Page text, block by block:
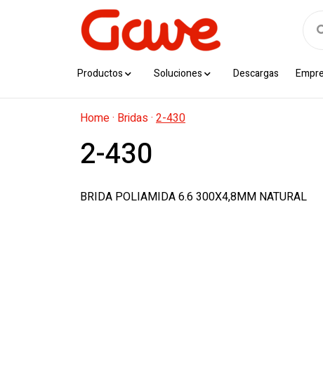
Productos Soluciones Descargas
Home· Bridas· 2-430
2-430
BRIDA POLIAMIDA 6.6 300X4,8MM NATURAL